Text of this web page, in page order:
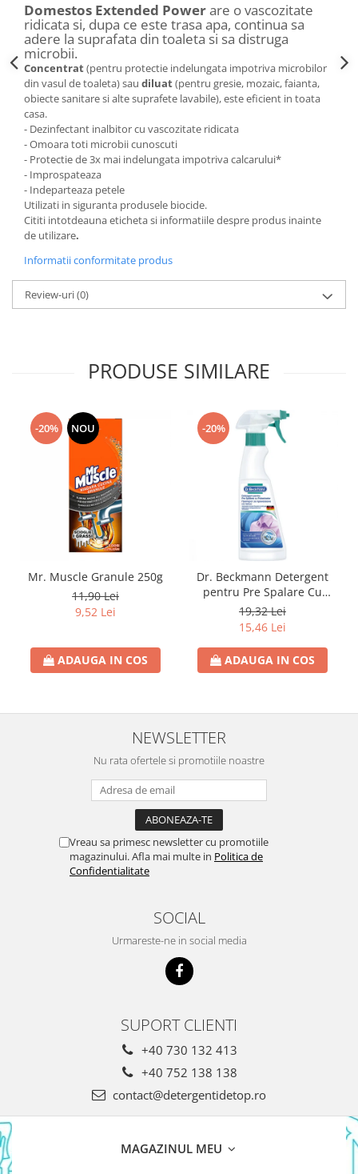
Detartrant WC
Dezinfectant Baie
Dezinfectant Bucatarie
Dezinfectant Sano
Domestos Verde
Domestos WC
Gel Antibacterian
Igienol Dezinfectant
Produse Curatenie Baie
Produse Sano Baie
Sanytol Dezinfectant
Hartie Igienica
Prosoape De Hartie Si Servetele
Prosoape de Hartie
Odorizant Camera Profesional
Odorizant Camera cu Betisoare
Profesional
Odorizant Camera Ambi Pur
Rezerva Odorizant Camera
Rezerva Odorizant Camera Glade
Rezerva Odorizant Camera Air Wick
Ingrijire Bebelusi
Servetele Umede Bebelusi
Ingrijire Bebelusi
Scutece Huggies
Servetele Umede Bebelusi
Detergent Bebelusi Ariel
Sampon Bebelusi
Periuta de Dinti Electrica Copii
Servetele Umede Adulti
Absorbante & Tampoane
Domestos Extended Powerare o vascozitate
ridicata si, dupa ce este trasa apa, continua sa
adere la suprafata din toaleta si sa distruga
microbii.
Concentrat(pentru protectie indelungata impotriva microbilor
din vasul de toaleta) sau diluat(pentru gresie, mozaic, faianta,
obiecte sanitare si alte suprafete lavabile), este eficient in toata
casa.
- Dezinfectant inalbitor cu vascozitate ridicata
- Omoara toti microbii cunoscuti
- Protectie de 3x mai indelungata impotriva calcarului*
- Improspateaza
- Indeparteaza petele
Utilizati in siguranta produsele biocide.
Cititi intotdeauna eticheta si informatiile despre produs inainte
de utilizare.
Informatii conformitate produs
Review-uri(0)
PRODUSE SIMILARE
-20% NOU
Mr. Muscle Granule 250g
11,90 Lei
9,52 Lei
ADAUGA IN COS
-20%
Dr. Beckmann Detergent
pentru Pre Spalare Cu
Pulverizator 250ml
19,32 Lei
15,46 Lei
ADAUGA IN COS
NEWSLETTER
Nu rata ofertele si promotiile noastre
Vreau sa primesc newsletter cu promotiile
magazinului. Afla mai multe in Politica de
Confidentialitate
SOCIAL
Urmareste-ne in social media
SUPORT CLIENTI
+40 730 132 413
+40 752 138 138
contact@detergentidetop.ro
MAGAZINUL MEU